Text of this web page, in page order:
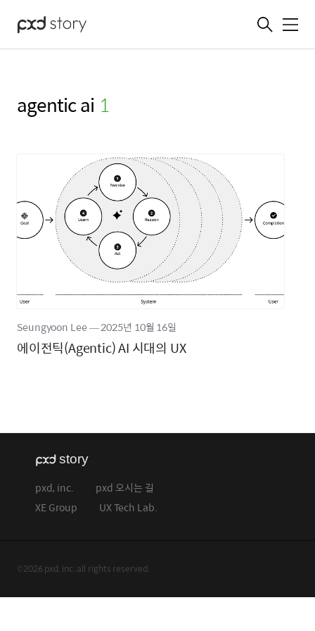
메뉴
agentic ai (1)
에이전틱(Agentic) AI 시대의 UX
Seungyoon Lee―2025년 10월 16일
pxd, inc.
pxd 오시는 길
XE Group
UX Tech Lab.
©2026 pxd, inc. all rights reserved.